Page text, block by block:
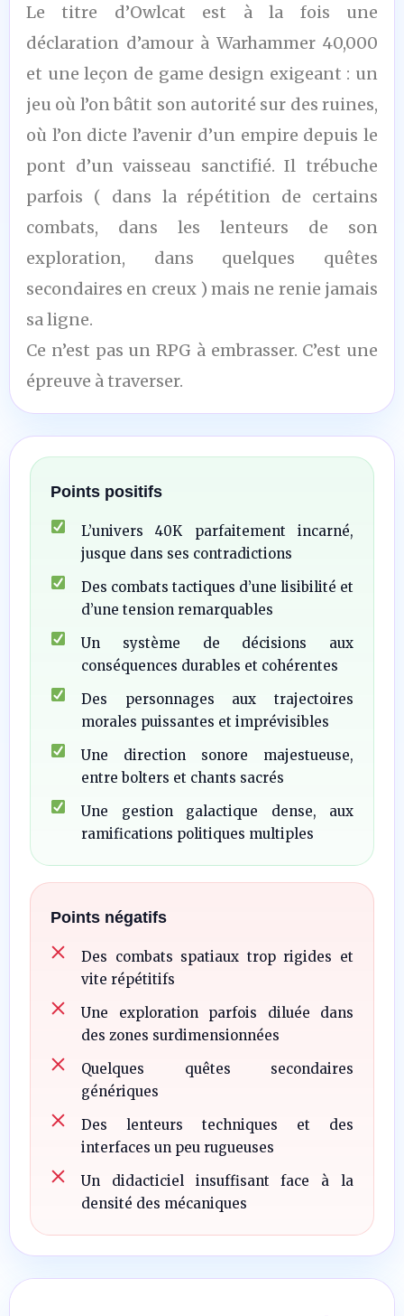
Le titre d’Owlcat est à la fois une
déclaration d’amour à Warhammer 40,000
et une leçon de game design exigeant : un
jeu où l’on bâtit son autorité sur des ruines,
où l’on dicte l’avenir d’un empire depuis le
pont d’un vaisseau sanctifié. Il trébuche
parfois ( dans la répétition de certains
combats, dans les lenteurs de son
exploration, dans quelques quêtes
secondaires en creux ) mais ne renie jamais
sa ligne.
Ce n’est pas un RPG à embrasser. C’est une
épreuve à traverser.
Points positifs
L’univers 40K parfaitement incarné,
jusque dans ses contradictions
Des combats tactiques d’une lisibilité et
d’une tension remarquables
Un système de décisions aux
conséquences durables et cohérentes
Des personnages aux trajectoires
morales puissantes et imprévisibles
Une direction sonore majestueuse,
entre bolters et chants sacrés
Une gestion galactique dense, aux
ramifications politiques multiples
Points négatifs
Des combats spatiaux trop rigides et
vite répétitifs
Une exploration parfois diluée dans
des zones surdimensionnées
Quelques quêtes secondaires
génériques
Des lenteurs techniques et des
interfaces un peu rugueuses
Un didacticiel insuffisant face à la
densité des mécaniques